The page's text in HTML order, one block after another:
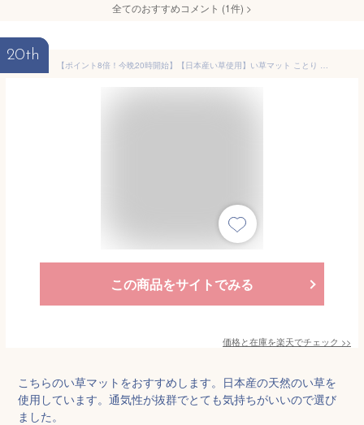
全てのおすすめコメント (1件) >
20th
【ポイント8倍！今晩20時開始】【日本産い草使用】い草マット ことり 70x180cm ネイビー 寝具 寝ござ 敷きパッド 日本製 国産 天然素材 い草 コットン メセキ織り 和風 抗菌 防臭 夏 夏用 和風 お昼寝 空気清浄 父の日ギフト
この商品をサイトでみる
価格と在庫を楽天でチェック >>
こちらのい草マットをおすすめします。日本産の天然のい草を
使用しています。通気性が抜群でとても気持ちがいいので選び
ました。